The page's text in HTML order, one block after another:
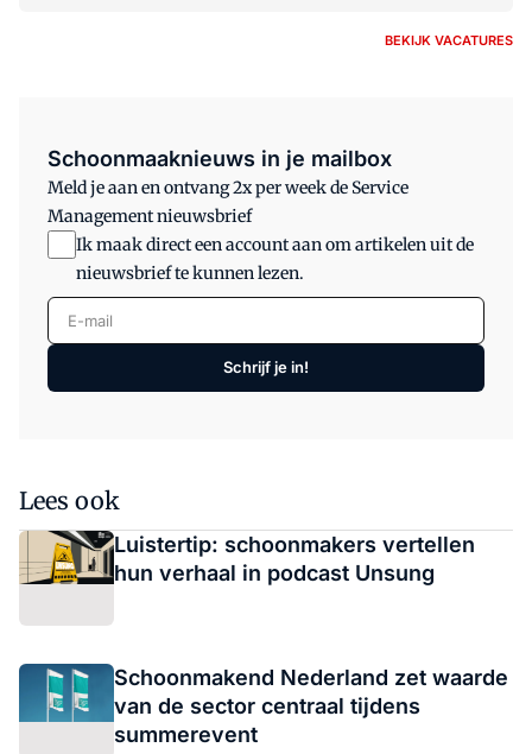
BEKIJK VACATURES
Schoonmaaknieuws in je mailbox
Meld je aan en ontvang 2x per week de Service
Management nieuwsbrief
Ik maak direct een account aan om artikelen uit de
nieuwsbrief te kunnen lezen.
E-mail
Schrijf je in!
Lees ook
Luistertip: schoonmakers vertellen
hun verhaal in podcast Unsung
Schoonmakend Nederland zet waarde
van de sector centraal tijdens
summerevent